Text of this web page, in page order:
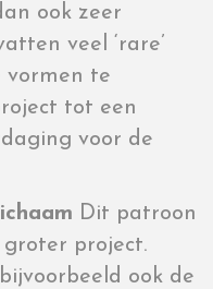
ook zeer
veel ‘rare’
vormen te
tot een
voor de
Dit patroon
groter project.
ook de